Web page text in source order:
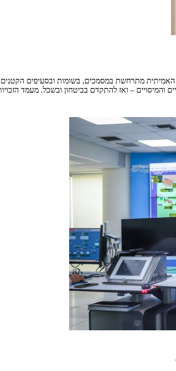
מתרחשת במסמכים, בשומות ובסעיפים הקטנים. מי
והמיסויים – ואז להתקדם בביטחון ובשכל. מעמד